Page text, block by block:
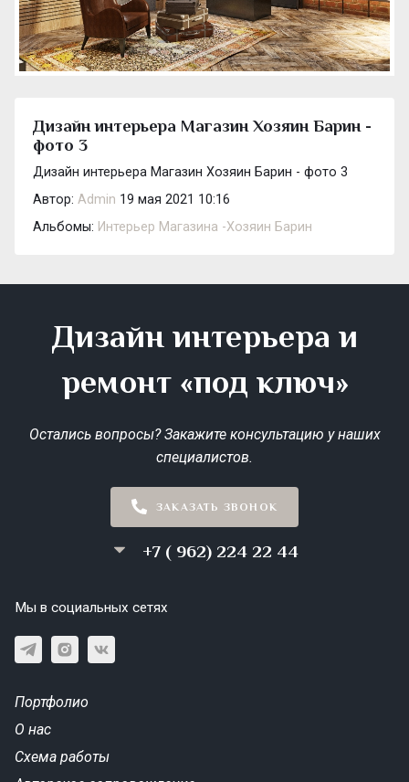
Дизайн интерьера Магазин Хозяин Барин -
фото 3
Дизайн интерьера Магазин Хозяин Барин - фото 3
Автор: Admin 19 мая 2021 10:16
Альбомы: Интерьер Магазина -Хозяин Барин
Дизайн интерьера и
ремонт «под ключ»
Остались вопросы? Закажите консультацию у наших
специалистов.
ЗАКАЗАТЬ ЗВОНОК
+7 ( 962) 224 22 44
Мы в социальных сетях
Портфолио
О нас
Схема работы